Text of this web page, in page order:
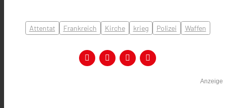
Attentat Frankreich Kirche krieg Polizei Waffen
Anzeige